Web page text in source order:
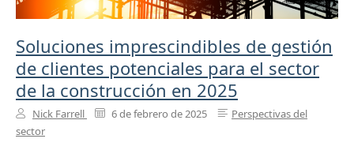
Soluciones imprescindibles de gestión
de clientes potenciales para el sector
de la construcción en 2025
Nick Farrell 6 de febrero de 2025
Perspectivas del
sector